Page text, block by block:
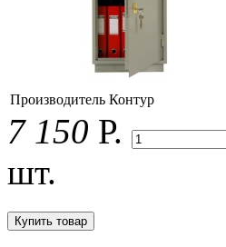
Производитель Контур
7 150 Р.
шт.